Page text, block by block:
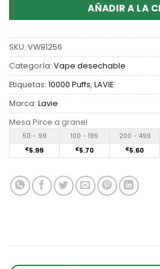
AÑADIR A LA
SKU: VW91256
Categoría: Vape desechable
Etiquetas: 10000 Puffs, LAVIE
Marca: Lavie
Mesa Pirce a granel
50 - 99 100 - 199 200 - 499
€5.99 €5.70 €5.60